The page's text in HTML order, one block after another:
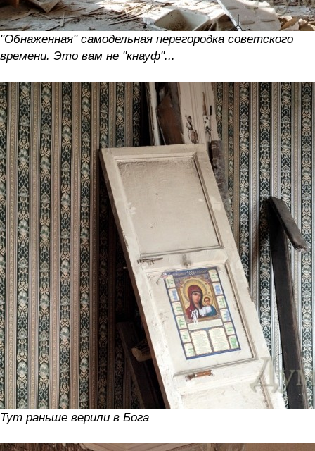
"Обнаженная" самодельная перегородка советского
времени. Это вам не "кнауф"...
Тут раньше верили в Бога